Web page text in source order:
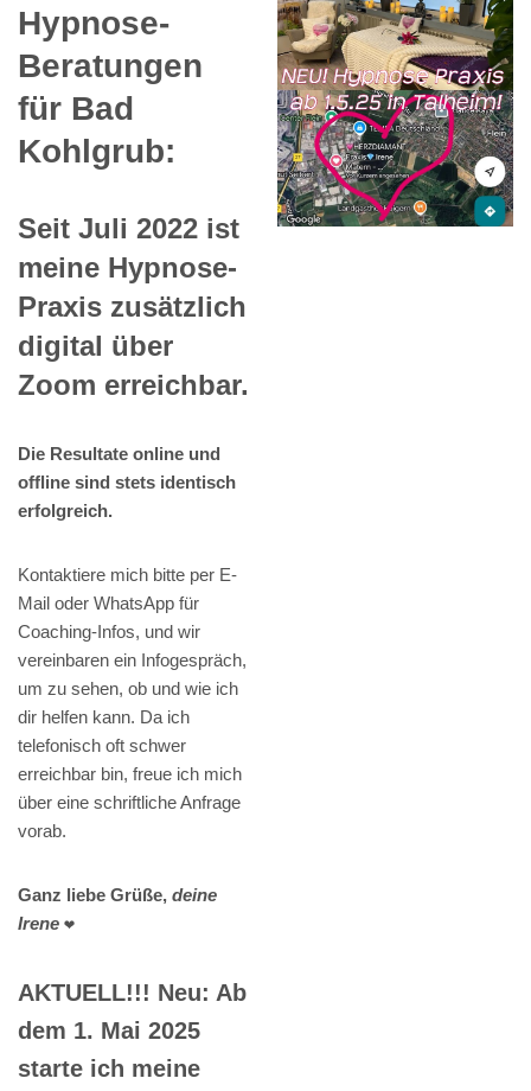
Hypnose-
Beratungen
für Bad
Kohlgrub:
Seit Juli 2022 ist
meine Hypnose-
Praxis zusätzlich
digital über
Zoom erreichbar.
Die Resultate online und
offline sind stets identisch
erfolgreich.
Kontaktiere mich bitte per E-
Mail oder WhatsApp für
Coaching-Infos, und wir
vereinbaren ein Infogespräch,
um zu sehen, ob und wie ich
dir helfen kann. Da ich
telefonisch oft schwer
erreichbar bin, freue ich mich
über eine schriftliche Anfrage
vorab.
Ganz liebe Grüße, deine
Irene ❤️
AKTUELL!!! Neu: Ab
dem 1. Mai 2025
starte ich meine